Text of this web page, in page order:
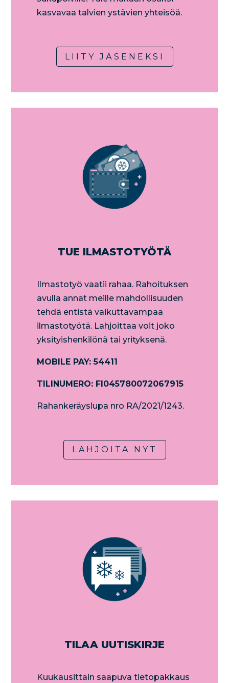
kasvavaa talvien ystävien yhteisöä.​
LIITY JÄSENEKSI
TUE ILMASTOTYÖTÄ
Ilmastotyö vaatii rahaa. Rahoituksen
avulla annat meille mahdollisuuden
tehdä entistä vaikuttavampaa
ilmastotyötä. Lahjoittaa voit joko
yksityishenkilönä tai yrityksenä.
MOBILE PAY: 54411
TILINUMERO: FI045780072067915
Rahankeräyslupa nro RA/2021/1243.
LAHJOITA NYT
TILAA UUTISKIRJE
Kuukausittain saapuva tietopakkaus